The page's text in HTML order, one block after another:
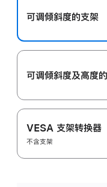
可调倾斜度的支架
可调倾斜度及高‍度
VESA 支架转换器
不含支架